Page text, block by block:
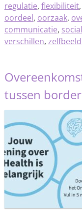
regulatie, flexibiliteit,
oordeel, oorzaak,
communicatie,
verschillen, zelfbeeld
tussen